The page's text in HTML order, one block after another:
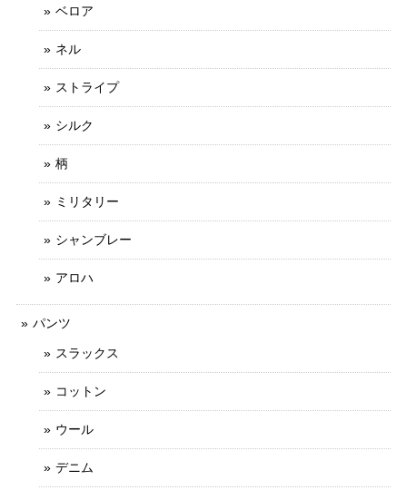
ベロア
ネル
ストライプ
シルク
柄
ミリタリー
シャンブレー
アロハ
パンツ
スラックス
コットン
ウール
デニム